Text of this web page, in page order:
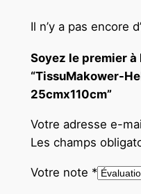
Il n’y a pas encore
Soyez le premier
“TissuMakower-
25cmx110cm”
Votre adresse e-
Les champs
Votre note *